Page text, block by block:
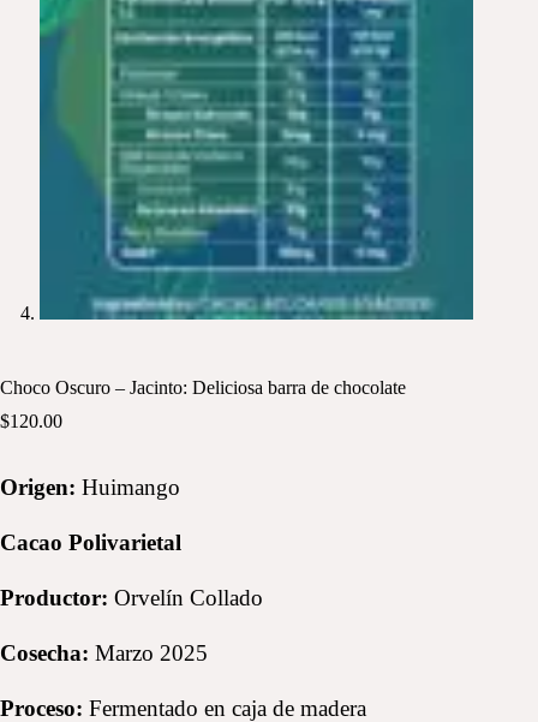
Choco Oscuro – Jacinto: Deliciosa barra de chocolate
$120.00
Origen: Huimango
Cacao Polivarietal
Productor: Orvelín Collado
Cosecha: Marzo 2025
Proceso: Fermentado en caja de madera